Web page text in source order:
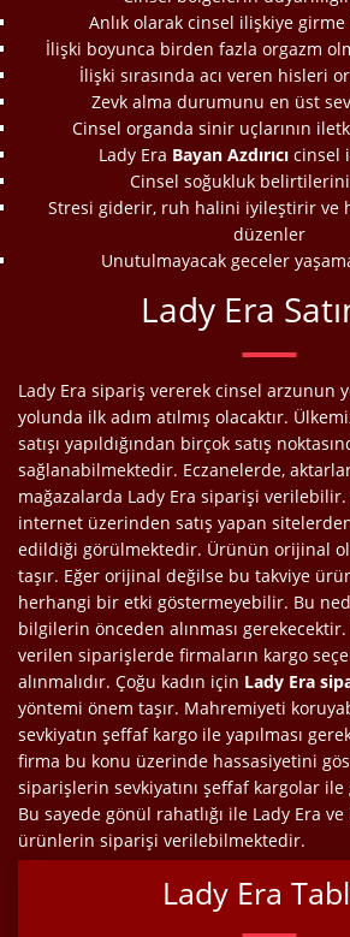
Anlık olarak cinsel ilişkiye girme
İlişki boyunca birden fazla orgazm
İlişki sırasında acı veren hisleri
Zevk alma durumunu en üst
Cinsel organda sinir uçlarının
Lady Era Bayan Azdırıcı cinsel
Cinsel soğukluk
Stresi giderir, ruh halini iyileştirir ve
düzenler
Unutulmayacak geceler
Lady Era
Lady Era sipariş vererek cinsel arzunun
yolunda ilk adım atılmış olacaktır.
satışı yapıldığından birçok satış
sağlanabilmektedir. Eczanelerde,
mağazalarda Lady Era siparişi verilebilir.
internet üzerinden satış yapan
edildiği görülmektedir. Ürünün orijinal
taşır. Eğer orijinal değilse bu takviye
herhangi bir etki göstermeyebilir. Bu
bilgilerin önceden alınması
verilen siparişlerde firmaların kargo
alınmalıdır. Çoğu kadın için Lady Era
yöntemi önem taşır. Mahremiyeti
sevkiyatın şeffaf kargo ile yapılması
firma bu konu üzerinde hassasiyetini
siparişlerin sevkiyatını şeffaf kargolar
Bu sayede gönül rahatlığı ile Lady Era
ürünlerin siparişi verilebilmektedir.
Lady Era